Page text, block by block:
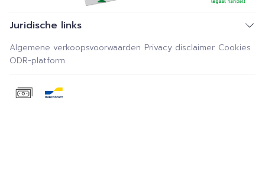
Juridische links
Algemene verkoopsvoorwaarden Privacy disclaimer Cookies
ODR-platform